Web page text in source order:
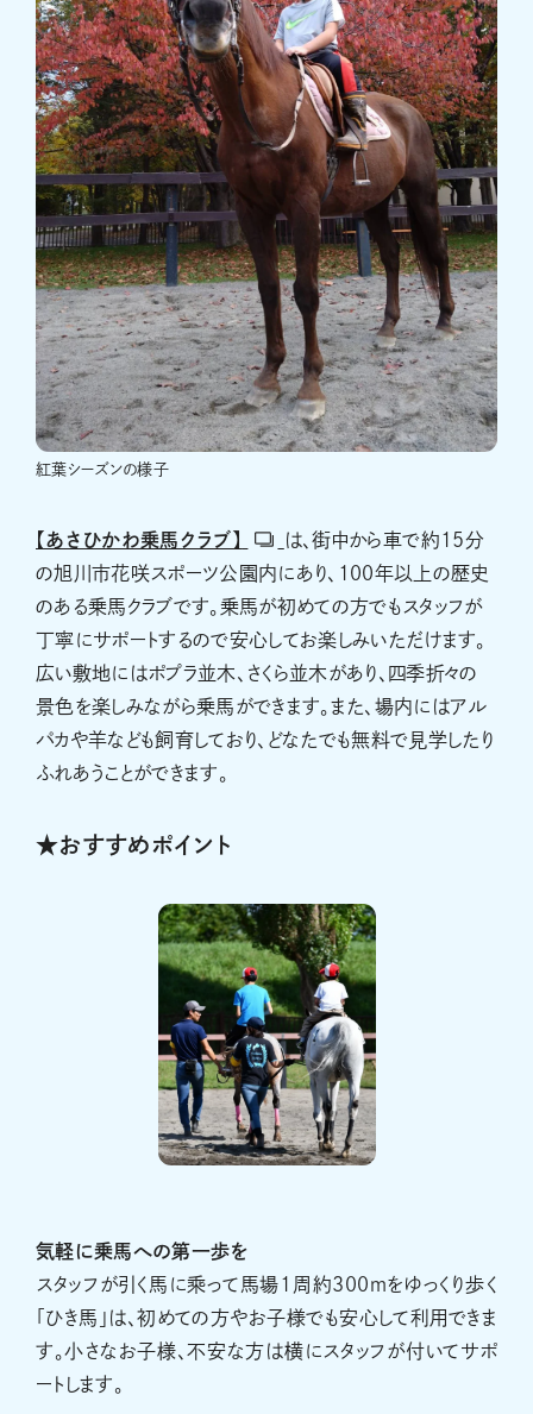
紅葉シーズンの様子
【あさひかわ乗馬クラブ】
は、街中から車で約15分
の旭川市花咲スポーツ公園内にあり、100年以上の歴史
のある乗馬クラブです。乗馬が初めての方でもスタッフが
丁寧にサポートするので安心してお楽しみいただけます。
広い敷地にはポプラ並木、さくら並木があり、四季折々の
景色を楽しみながら乗馬ができます。また、場内にはアル
パカや羊なども飼育しており、どなたでも無料で見学したり
ふれあうことができます。
★おすすめポイント
気軽に乗馬への第一歩を
スタッフが引く馬に乘って馬場1周約300ｍをゆっくり歩く
「ひき馬」は、初めての方やお子様でも安心して利用できま
す。小さなお子様、不安な方は横にスタッフが付いてサポ
ートします。